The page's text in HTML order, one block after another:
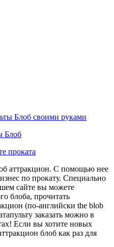
Блоб своими руками
Блоб
проката
аттракцион. С помощью нее
по прокату. Специально
сайте вы можете
блоба, прочитать
(по-английски the blob
заказать можно в
Если вы хотите новых
блоб как раз для